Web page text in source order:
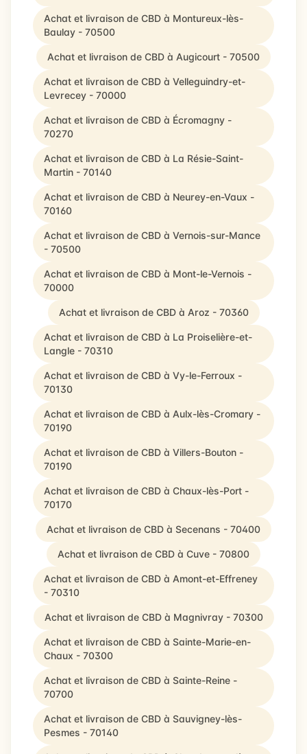
Achat et livraison de CBD à Montureux-lès-
Baulay - 70500
Achat et livraison de CBD à Augicourt - 70500
Achat et livraison de CBD à Velleguindry-et-
Levrecey - 70000
Achat et livraison de CBD à Écromagny -
70270
Achat et livraison de CBD à La Résie-Saint-
Martin - 70140
Achat et livraison de CBD à Neurey-en-Vaux -
70160
Achat et livraison de CBD à Vernois-sur-Mance
- 70500
Achat et livraison de CBD à Mont-le-Vernois -
70000
Achat et livraison de CBD à Aroz - 70360
Achat et livraison de CBD à La Proiselière-et-
Langle - 70310
Achat et livraison de CBD à Vy-le-Ferroux -
70130
Achat et livraison de CBD à Aulx-lès-Cromary -
70190
Achat et livraison de CBD à Villers-Bouton -
70190
Achat et livraison de CBD à Chaux-lès-Port -
70170
Achat et livraison de CBD à Secenans - 70400
Achat et livraison de CBD à Cuve - 70800
Achat et livraison de CBD à Amont-et-Effreney
- 70310
Achat et livraison de CBD à Magnivray - 70300
Achat et livraison de CBD à Sainte-Marie-en-
Chaux - 70300
Achat et livraison de CBD à Sainte-Reine -
70700
Achat et livraison de CBD à Sauvigney-lès-
Pesmes - 70140